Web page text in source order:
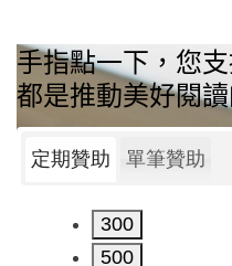
手指點一下，您
都是推動美好閱
定期贊助 單筆贊助
300
500